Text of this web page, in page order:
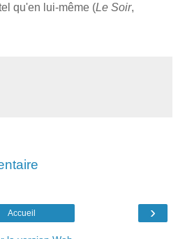
qu'en lui-même (Le Soir,
›
Accueil